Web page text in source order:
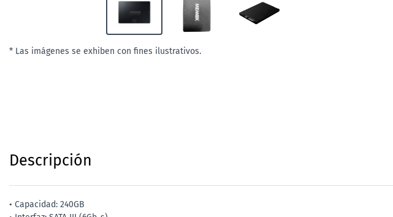
* Las imágenes se exhiben con fines ilustrativos.
Descripción
• Capacidad: 240GB